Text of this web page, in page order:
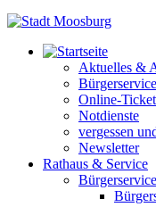
Aktuelles &
Online-
Notdienste
vergessen
Newsletter
Rathaus & Service
Bürgerservice